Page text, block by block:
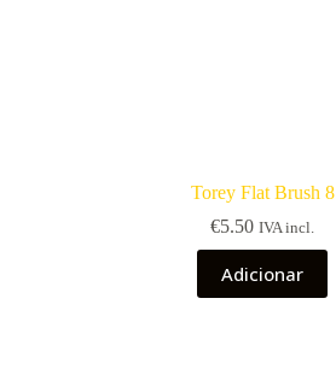
Torey Flat Brush 8
€5.50 IVA incl.
Adicionar